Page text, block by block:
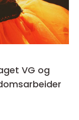
VG og